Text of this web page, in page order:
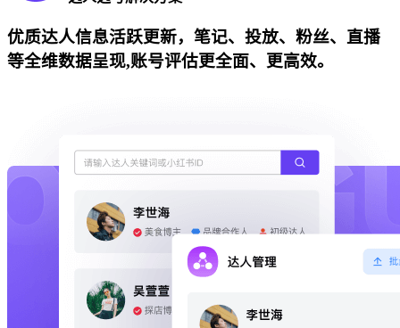
优质达人信息活跃更新，笔记、投放、粉丝、直播
等全维数据呈现,账号评估更全面、更高效。